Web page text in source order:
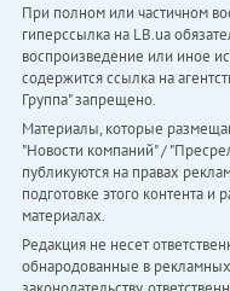
При полном или частичном
гиперссылка на LB.ua
воспроизведение или иное
содержится ссылка на
Группа" запрещено.
Материалы, которые
"Новости компаний" /
публикуются на правах
подготовке этого контента и
материалах.
Редакция не несет
обнародованные в